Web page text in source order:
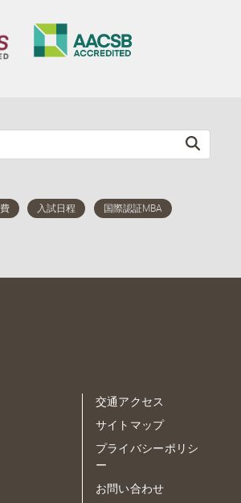
交通アクセス
サイトマップ
プライバシーポリシ
ー
お問い合わせ